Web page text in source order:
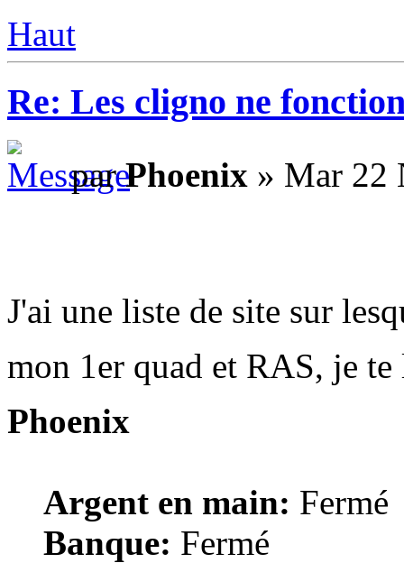
Haut
Re: Les cligno ne
parPhoenix » Mar 22
J'ai une liste de site sur
mon 1er quad et RAS, je
Phoenix
Argent en main: Fermé
Banque: Fermé